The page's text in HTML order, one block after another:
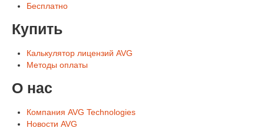
Бесплатно
Купить
Калькулятор лицензий AVG
Методы оплаты
О нас
Компания AVG Technologies
Новости AVG